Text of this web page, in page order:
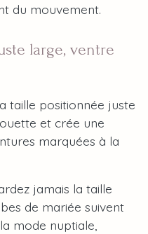
du mouvement.
large, ventre
taille positionnée juste
et crée une
marquées à la
jamais la taille
de mariée suivent
mode nuptiale,